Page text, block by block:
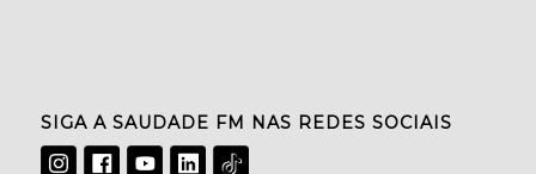
SIGA A SAUDADE FM NAS REDES SOCIAIS